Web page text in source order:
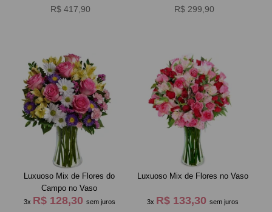
R$ 417,90 R$ 299,90
Luxuoso Mix de Flores do
Campo no Vaso
3x R$ 128,30 sem juros
Luxuoso Mix de Flores no Vaso
3x R$ 133,30sem juros